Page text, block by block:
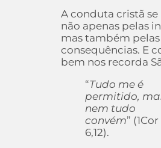
A conduta cristã
não apenas pelas
mas também pelas
consequências. E
bem nos recorda
“Tudo me é
permitido,
nem tudo
convém” (1Cor
6,12).